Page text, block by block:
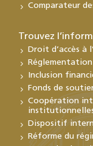
Comparateur
Trouvez
Droit d’accès à
Réglementation
Inclusion
Fonds de
Coopération
Dispositif
Réforme du